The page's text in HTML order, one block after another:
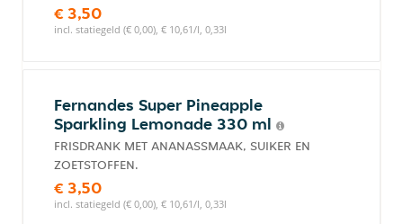
€ 3,50
incl. statiegeld (€ 0,00), € 10,61/l, 0,33l
Fernandes Super Pineapple
Sparkling Lemonade 330 ml
FRISDRANK MET ANANASSMAAK, SUIKER EN
ZOETSTOFFEN.
€ 3,50
incl. statiegeld (€ 0,00), € 10,61/l, 0,33l